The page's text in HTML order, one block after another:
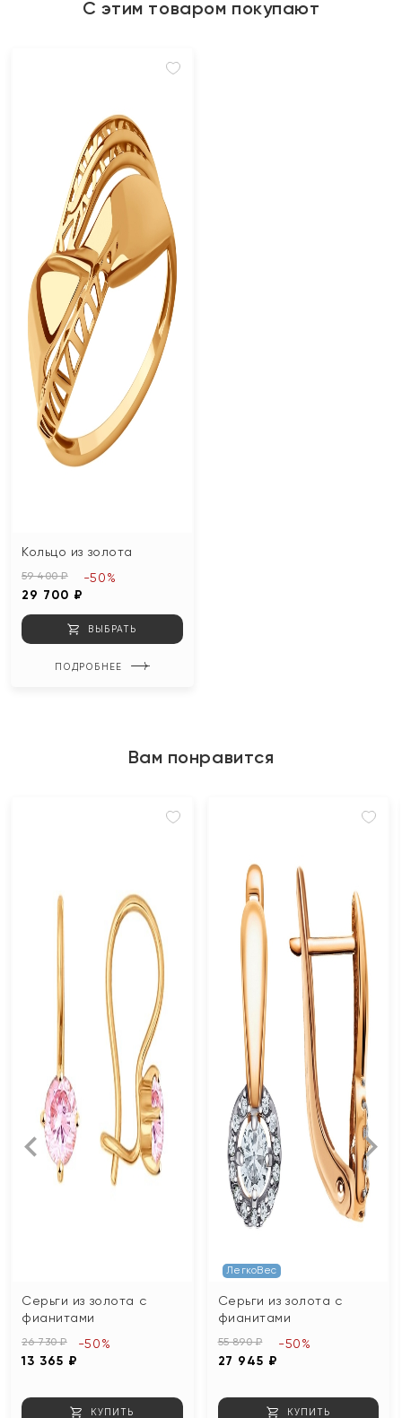
С этим товаром покупают
Кольцо из золота
59 400 ₽
29 700 ₽
-50%
ВЫБРАТЬ
ПОДРОБНЕЕ
Вам понравится
Серьги из золота с
фианитами
26 730 ₽
13 365 ₽
-50%
КУПИТЬ
ЛегкоВес
Серьги из золота с
фианитами
55 890 ₽
27 945 ₽
-50%
КУПИТЬ